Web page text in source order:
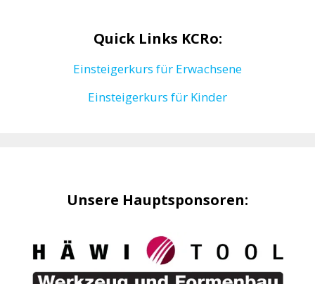
Quick Links KCRo:
Einsteigerkurs für Erwachsene
Einsteigerkurs für Kinder
Unsere Hauptsponsoren: